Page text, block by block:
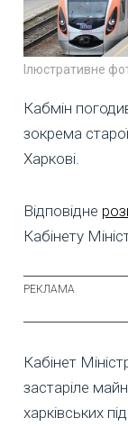
Ілюстративне
Кабмін
зокрема старої
Харкові.
Відповідне
Кабінету
Кабінет
застаріле
харківських